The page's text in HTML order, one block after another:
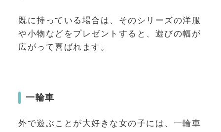
既に持っている場合は、そのシリーズの洋服
や小物などをプレゼントすると、遊びの幅が
広がって喜ばれます。
一輪車
外で遊ぶことが大好きな女の子には、一輪車